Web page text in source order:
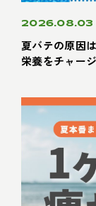
2026.08.03
夏バテの原因
栄養をチャー